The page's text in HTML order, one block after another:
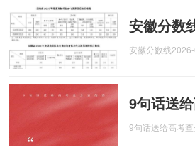
安徽分数
安徽分数线
9句话送
9句话送给高考